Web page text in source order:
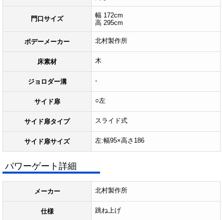
門口サイズ
幅 172cm
高 295cm
ボデーメーカー 北村製作所
床素材 木
ジョロダー溝 -
サイド扉 ○左
サイド扉タイプ スライド式
サイド扉サイズ 左:幅95×高さ186
パワーゲート詳細
メーカー 北村製作所
仕様 跳ね上げ